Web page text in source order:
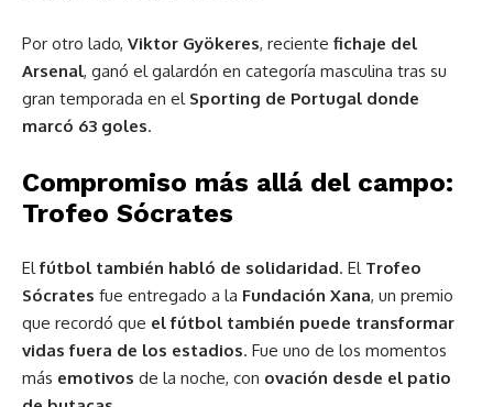
Por otro lado, Viktor Gyökeres, reciente fichaje del
Arsenal, ganó el galardón en categoría masculina tras su
gran temporada en el Sporting de Portugal donde
marcó 63 goles.
Compromiso más allá del campo:
Trofeo Sócrates
Elfútbol también habló de solidaridad. El Trofeo
Sócrates fue entregado a la Fundación Xana, un premio
que recordó que el fútbol también puede transformar
vidas fuera de los estadios. Fue uno de los momentos
más emotivos de la noche, con ovación desde el patio